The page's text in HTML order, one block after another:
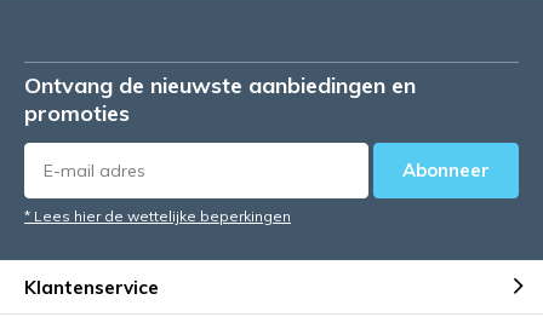
Ontvang de nieuwste aanbiedingen en
promoties
Abonneer
* Lees hier de wettelijke beperkingen
Klantenservice